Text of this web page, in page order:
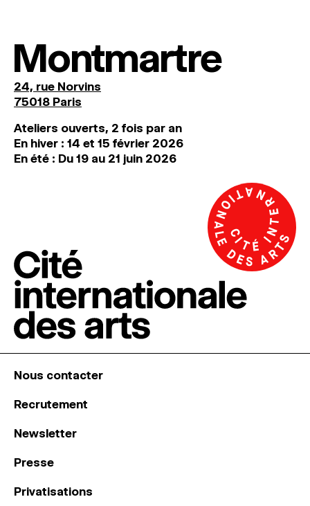
Montmartre
24, rue Norvins
75018 Paris
Ateliers ouverts, 2 fois par an
En hiver : 14 et 15 février 2026
En été : Du 19 au 21 juin 2026
Nous contacter
Recrutement
Newsletter
Presse
Privatisations